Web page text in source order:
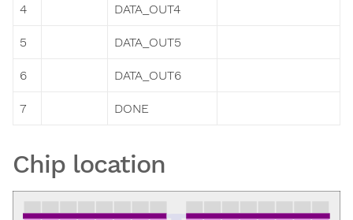
4 DATA_OUT4
5 DATA_OUT5
6 DATA_OUT6
7 DONE
Chip location